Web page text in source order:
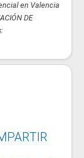
en Valencia
DE